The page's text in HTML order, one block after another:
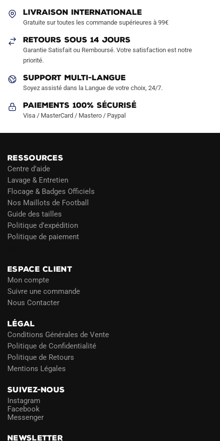
choisies
la
page
produit
page
LIVRAISON INTERNATIONALE
Gratuite sur toutes les commande supérieures à 99€
RETOURS SOUS 14 JOURS
Garantie Satisfait ou Remboursé. Votre satisfaction est notre
priorité.
SUPPORT MULTI-LANGUE
Soyez assisté dans la Langue de votre choix, 24/7.
Paiements 100% Sécurisé
Visa / MasterCard / Mastero / Paypal
RESSOURCES
Centre d’aide
Lavage & Entretien
Flocage & Badges Officiels
Nos Maillots de Football
Guide des tailles
Politique d’expédition
Politique de paiement
ESPACE CLIENT
Mon compte
Suivre une commande
Nous Contacter
LÉGAL
Conditions Générales de Vente
Politique de Confidentialité
Politique de Retours
Mentions Légales
SUIVEZ-NOUS
Instagram
Facebook
Messenger
NEWSLETTER